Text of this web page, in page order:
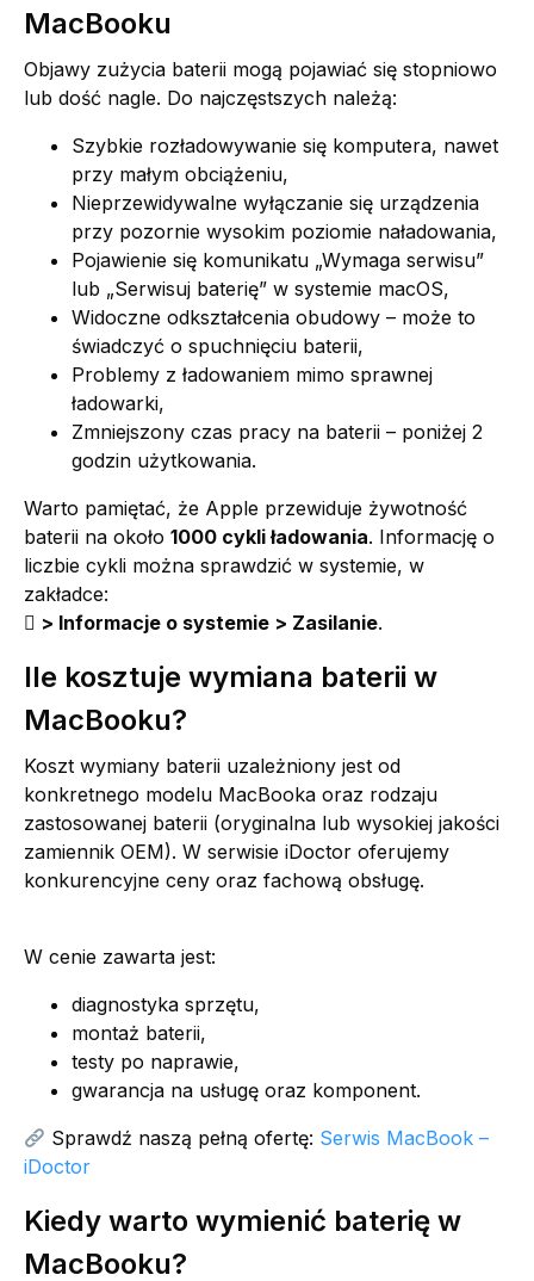
MacBooku
Objawy zużycia baterii mogą pojawiać się stopniowo
lub dość nagle. Do najczęstszych należą:
Szybkie rozładowywanie się komputera, nawet
przy małym obciążeniu,
Nieprzewidywalne wyłączanie się urządzenia
przy pozornie wysokim poziomie naładowania,
Pojawienie się komunikatu „Wymaga serwisu”
lub „Serwisuj baterię” w systemie macOS,
Widoczne odkształcenia obudowy – może to
świadczyć o spuchnięciu baterii,
Problemy z ładowaniem mimo sprawnej
ładowarki,
Zmniejszony czas pracy na baterii – poniżej 2
godzin użytkowania.
Warto pamiętać, że Apple przewiduje żywotność
baterii na około 1000 cykli ładowania. Informację o
liczbie cykli można sprawdzić w systemie, w
zakładce:
 > Informacje o systemie > Zasilanie.
Ile kosztuje wymiana baterii w
MacBooku?
Koszt wymiany baterii uzależniony jest od
konkretnego modelu MacBooka oraz rodzaju
zastosowanej baterii (oryginalna lub wysokiej jakości
zamiennik OEM). W serwisie iDoctor oferujemy
konkurencyjne ceny oraz fachową obsługę.
W cenie zawarta jest:
diagnostyka sprzętu,
montaż baterii,
testy po naprawie,
gwarancja na usługę oraz komponent.
Sprawdź naszą pełną ofertę: Serwis MacBook –
iDoctor
Kiedy warto wymienić baterię w
MacBooku?